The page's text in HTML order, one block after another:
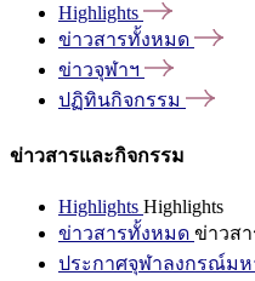
Highlights
ข่าวสารทั้งหมด
ข่าวจุฬาฯ
ปฏิทินกิจกรรม
ข่าวสารและกิจกรรม
Highlights Highlights
ข่าวสารทั้งหมด ข่าวส
ประกาศจุฬาลงกรณ์มห